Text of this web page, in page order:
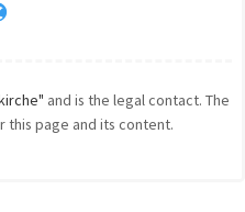
and is the legal contact. The
this page and its content.